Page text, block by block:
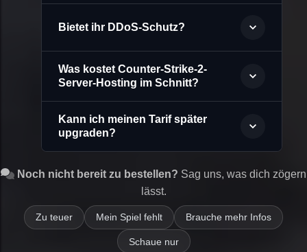
Bietet ihr DDoS-Schutz?
Was kostet Counter-Strike-2-
Server-Hosting im Schnitt?
Kann ich meinen Tarif später
upgraden?
Noch nicht bereit zu bestellen? Sag uns, was dich zögern
lässt.
Zu teuer Mein Spiel fehlt Brauche mehr Infos
Schaue nur